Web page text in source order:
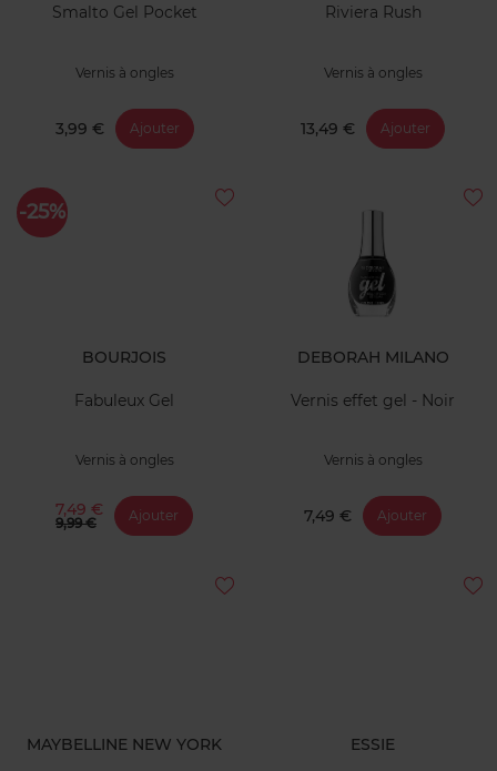
Smalto Gel Pocket
Vernis à ongles
3,99 € Ajouter
Riviera Rush
Vernis à ongles
13,49 € Ajouter
-25%
BOURJOIS
Fabuleux Gel
Vernis à ongles
7,49 €
9,99 € Ajouter
DEBORAH MILANO
Vernis effet gel - Noir
Vernis à ongles
7,49 € Ajouter
MAYBELLINE NEW YORK ESSIE